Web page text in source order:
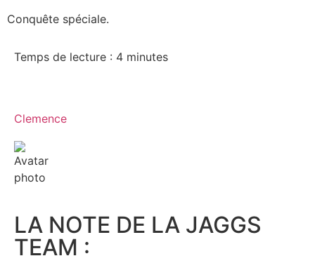
Conquête spéciale.
Clemence
Temps de lecture : 4 minutes
LA NOTE DE LA JAGGS
TEAM :